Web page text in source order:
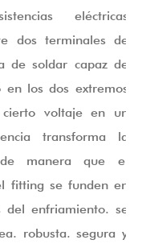
eléctricas
dos terminales de
de soldar capaz de
los dos extremos
voltaje en un
transforma la
manera que el
fitting se funden en
del enfriamiento. se
robusta. segura y